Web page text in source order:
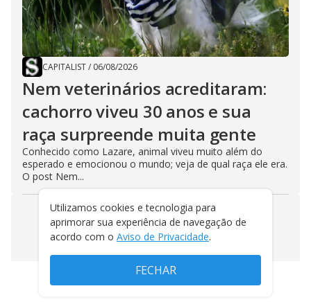
CAPITALIST/ 06/08/2026
Nem veterinários acreditaram:
cachorro viveu 30 anos e sua
raça surpreende muita gente
Conhecido como Lazare, animal viveu muito além do
esperado e emocionou o mundo; veja de qual raça ele era.
O post Nem...
VEJA MAIS NOTÍCIAS
Utilizamos cookies e tecnologia para
aprimorar sua experiência de navegação de
acordo com o Aviso de Privacidade.
FECHAR